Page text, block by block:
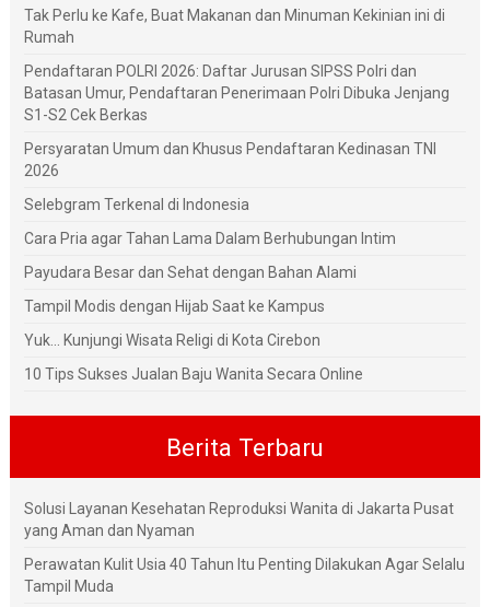
Tak Perlu ke Kafe, Buat Makanan dan Minuman Kekinian ini di
Rumah
Pendaftaran POLRI 2026: Daftar Jurusan SIPSS Polri dan
Batasan Umur, Pendaftaran Penerimaan Polri Dibuka Jenjang
S1-S2 Cek Berkas
Persyaratan Umum dan Khusus Pendaftaran Kedinasan TNI
2026
Selebgram Terkenal di Indonesia
Cara Pria agar Tahan Lama Dalam Berhubungan Intim
Payudara Besar dan Sehat dengan Bahan Alami
Tampil Modis dengan Hijab Saat ke Kampus
Yuk... Kunjungi Wisata Religi di Kota Cirebon
10 Tips Sukses Jualan Baju Wanita Secara Online
Berita Terbaru
Solusi Layanan Kesehatan Reproduksi Wanita di Jakarta Pusat
yang Aman dan Nyaman
Perawatan Kulit Usia 40 Tahun Itu Penting Dilakukan Agar Selalu
Tampil Muda